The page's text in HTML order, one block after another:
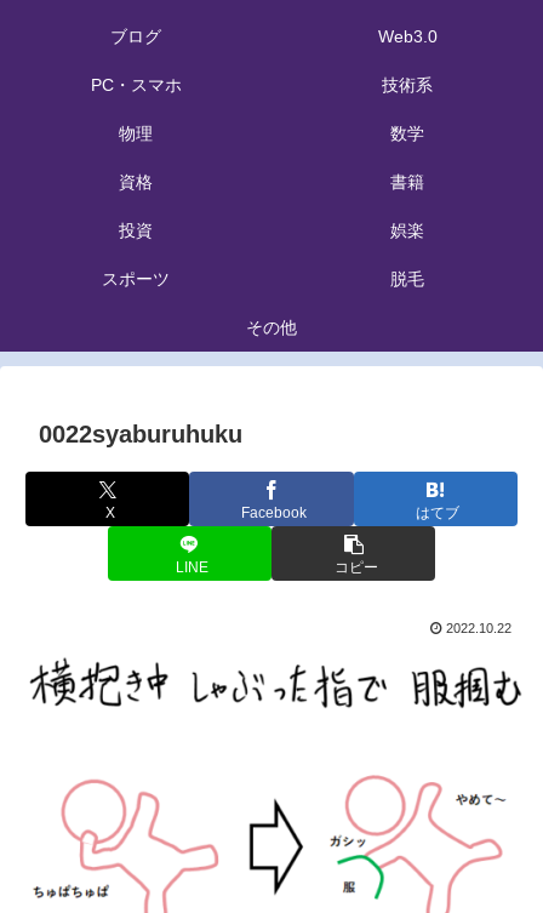
ブログ Web3.0
PC・スマホ 技術系
物理 数学
資格 書籍
投資 娯楽
スポーツ 脱毛
その他
0022syaburuhuku
X Facebook はてブ
LINE コピー
2022.10.22